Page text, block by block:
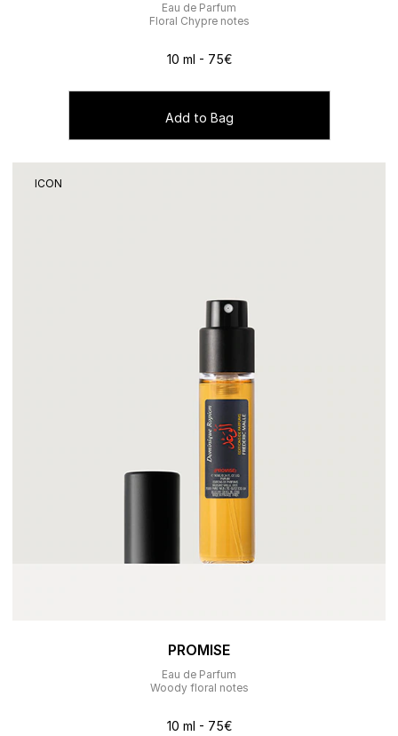
Eau de Parfum
Floral Chypre notes
10 ml - 75€
Add to Bag
ICON
PROMISE
Eau de Parfum
Woody floral notes
10 ml - 75€